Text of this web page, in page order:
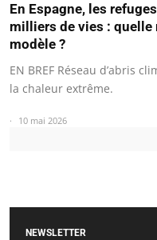
En Espagne, les
milliers de vies : quelle
modèle ?
EN BREF Réseau d’abris
la chaleur extrême.
10 mai 2026
NEWSLETTER